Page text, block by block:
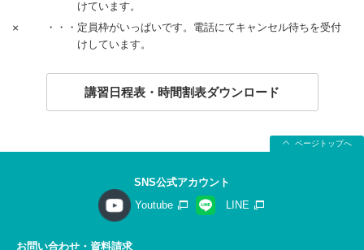
けています。
×
・・・定員枠がいっぱいです。電話にてキャンセル待ちを受付
けしています。
講習日程表・時間割表ダウンロード
ページトップへ
SNS公式アカウント
Youtube
LINE
お問い合わせ・資料請求